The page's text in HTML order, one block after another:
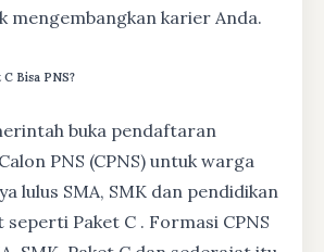
mengembangkan karier Anda.
Bisa PNS?
buka pendaftaran
PNS (CPNS) untuk warga
lulus SMA, SMK dan pendidikan
seperti Paket C . Formasi CPNS